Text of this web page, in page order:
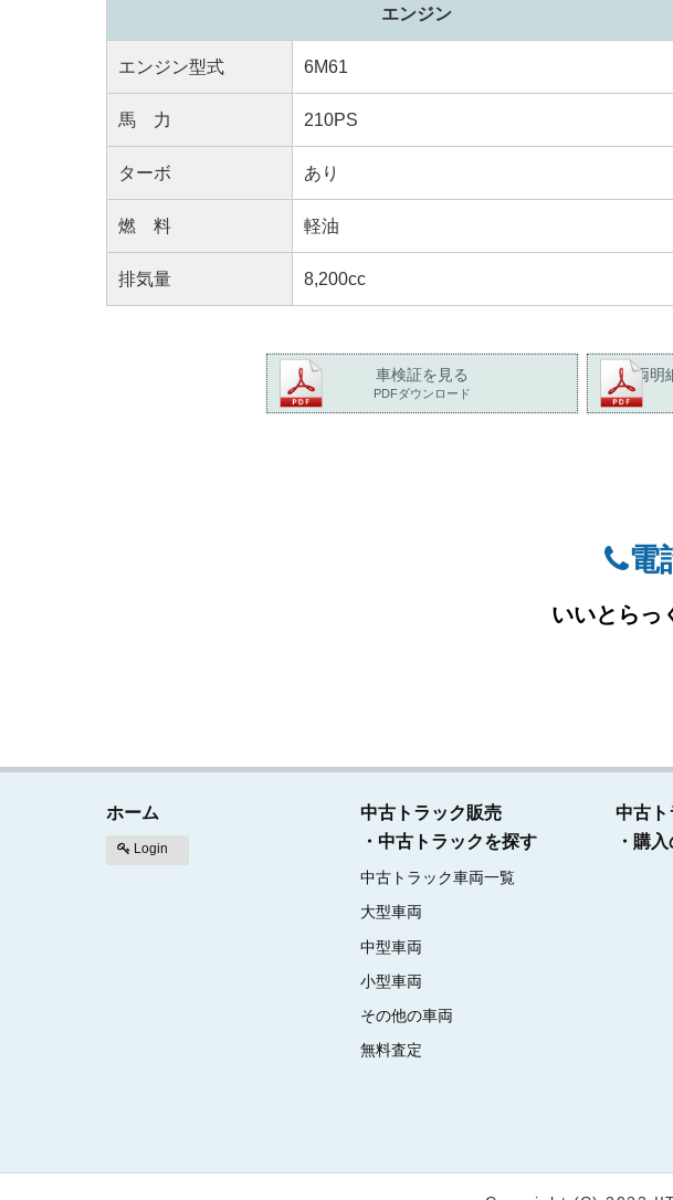
エンジン
エンジン型式 6M61
馬 力 210PS
ターボ あり
燃 料 軽油
排気量 8,200cc
車検証を見る
PDFダウンロード
車両明
電
いいとらっ
ホーム
Login
中古トラック販売
・中古トラックを探す
中古トラック車両一覧
大型車両
中型車両
小型車両
その他の車両
無料査定
中古ト
・購